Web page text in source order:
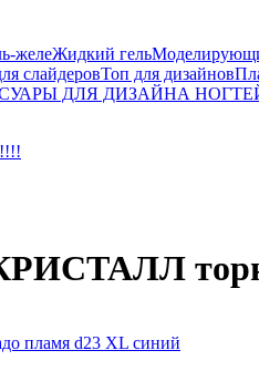
желеЖидкий гель
слайдеровТоп для дизайнов
ДЛЯ ДИЗАЙНА